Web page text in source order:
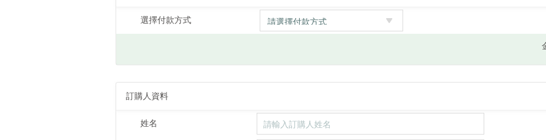
選擇付款方式
訂購人資料
姓名